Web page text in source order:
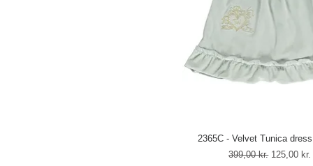
Hurtigvisning
2365C - Velvet Tunica
Regulær pris
399,00 kr. Salgspris
125,00 kr.